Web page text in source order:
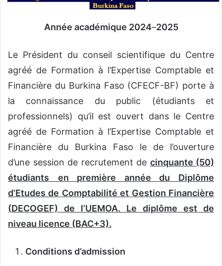
u
r
i
l
Année académique 2024–2025
Le Président du conseil scientifique du Centre
agréé de Formation à l’Expertise Comptable et
Financière du Burkina Faso (CFECF-BF) porte à
la connaissance du public (étudiants et
professionnels) qu’il est ouvert dans le Centre
agréé de Formation à l’Expertise Comptable et
Financière du Burkina Faso le de l’ouverture
d’une session de recrutement de cinquante (50)
étudiants
en première année du Diplôme
d’Etudes de Comptabilité et Gestion Financière
(DECOGEF) de l’UEMOA. Le diplôme est de
niveau licence (BAC+3).
Conditions d’admission